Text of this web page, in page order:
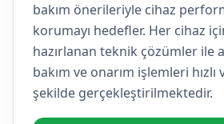
bakım önerileriyle cihaz
korumayı hedefler. Her cihaz
hazırlanan teknik çözümler ile
bakım ve onarım işlemleri
şekilde gerçekleştirilmektedir.